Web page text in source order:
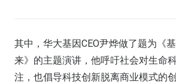
其中，华大基因CEO尹烨做了题为《
来》的主题演讲，他呼吁社会对生命
注，也倡导科技创新脱离商业模式的